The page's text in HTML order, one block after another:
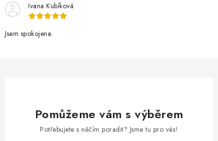
p
v
Ivana Kubíková
Jsem spokojena.
Pomůžeme vám s výběrem
Potřebujete s něčím poradit? Jsme tu pro vás!